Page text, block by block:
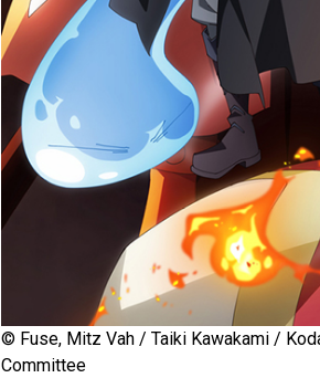
© Fuse, Mitz Vah / Taiki Kawakami /
Committee